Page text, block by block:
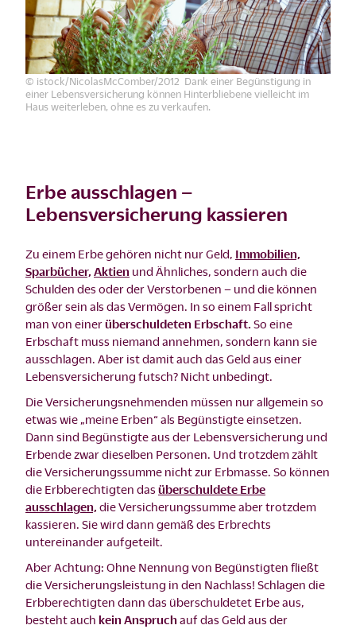
© istock/NicolasMcComber/2012 Dank einer Begünstigung in
einer Lebensversicherung können Hinterbliebene vielleicht im
Haus weiterleben, ohne es zu verkaufen.
Erbe ausschlagen –
Lebensversicherung kassieren
Zu einem Erbe gehören nicht nur Geld, Immobilien,
Sparbücher, Aktien und Ähnliches, sondern auch die
Schulden des oder der Verstorbenen – und die können
größer sein als das Vermögen. In so einem Fall spricht
man von einerüberschuldeten Erbschaft. So eine
Erbschaft muss niemand annehmen, sondern kann sie
ausschlagen. Aber ist damit auch das Geld aus einer
Lebensversicherung futsch? Nicht unbedingt.
Die Versicherungsnehmenden müssen nur allgemein so
etwas wie „meine Erben“ als Begünstigte einsetzen.
Dann sind Begünstigte aus der Lebensversicherung und
Erbende zwar dieselben Personen. Und trotzdem zählt
die Versicherungssumme nicht zur Erbmasse. So können
die Erbberechtigten das überschuldete Erbe
ausschlagen, die Versicherungssumme aber trotzdem
kassieren. Sie wird dann gemäß des Erbrechts
untereinander aufgeteilt.
Aber Achtung: Ohne Nennung von Begünstigten fließt
die Versicherungsleistung in den Nachlass! Schlagen die
Erbberechtigten dann das überschuldetet Erbe aus,
besteht auch kein Anspruchauf das Geld aus der